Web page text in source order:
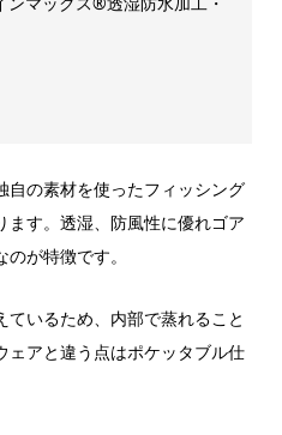
自の素材を使ったフィッシング
ます。透湿、防風性に優れゴア
が特徴です。
いるため、内部で蒸れること
ェアと違う点はポケッタブル仕